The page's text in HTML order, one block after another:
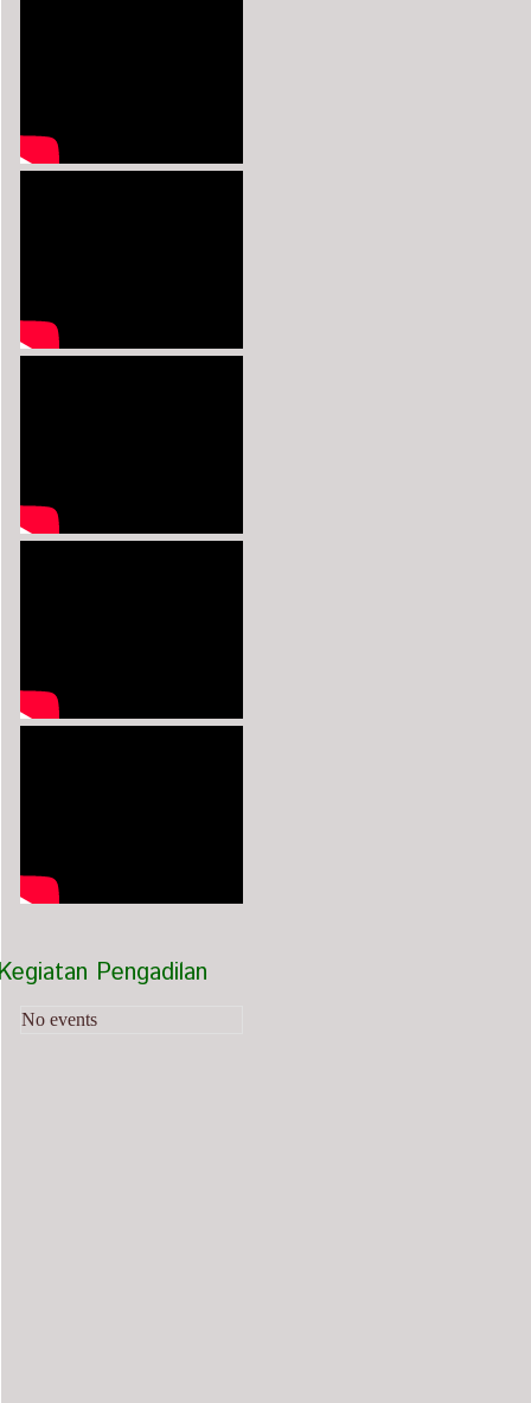
Pengadilan
No events